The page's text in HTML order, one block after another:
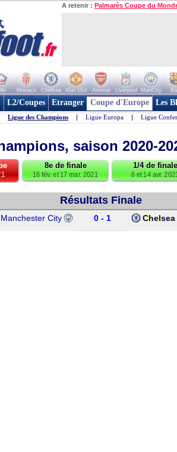
A retenir : Palmarès Coupe du
Monaco Chelsea Man Utd Arsenal Liverpool ManCity
L2/Coupes Etranger Coupe d'Europe Les
Ligue des Champions | Ligue Europa | Ligue
saison 2020-
8e de finale
16 fév. et 17 mar. 2021
1/4 de finale
6 et 14 avr.
Résultats Finale
Manchester City 0 - 1 Chelsea